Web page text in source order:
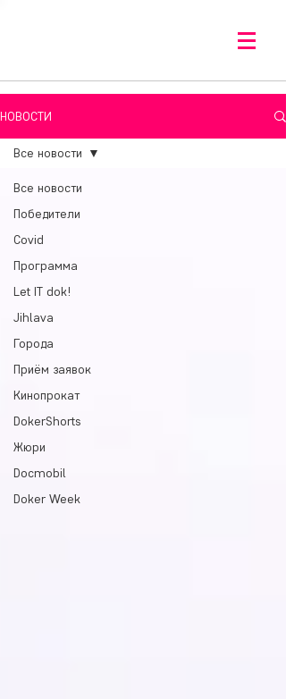
НОВОСТИ
Все новости
Победители
Covid
Программа
Let IT dok!
Jihlava
Города
Приём заявок
Кинопрокат
DokerShorts
Жюри
Docmobil
Doker Week
Все новости